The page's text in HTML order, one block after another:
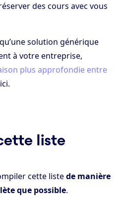
des cours avec vous
solution générique
à votre entreprise,
plus approfondie entre
ici.
liste
cette listede manière
que possible.